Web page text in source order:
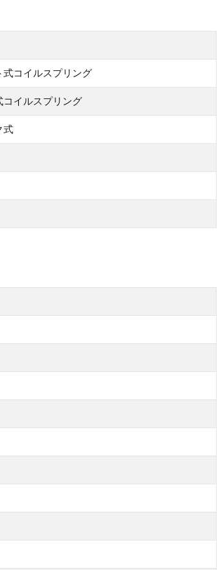
コイルスプリング
コイルスプリング
式